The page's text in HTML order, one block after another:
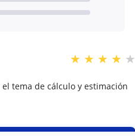
★ ★ ★ ★ ★
tema de cálculo y estimación